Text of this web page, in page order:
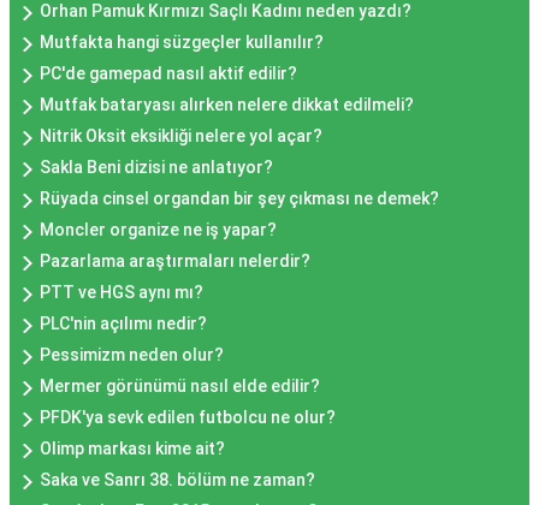
Orhan Pamuk Kırmızı Saçlı Kadını neden yazdı?
Mutfakta hangi süzgeçler kullanılır?
PC'de gamepad nasıl aktif edilir?
Mutfak bataryası alırken nelere dikkat edilmeli?
Nitrik Oksit eksikliği nelere yol açar?
Sakla Beni dizisi ne anlatıyor?
Rüyada cinsel organdan bir şey çıkması ne demek?
Moncler organize ne iş yapar?
Pazarlama araştırmaları nelerdir?
PTT ve HGS aynı mı?
PLC'nin açılımı nedir?
Pessimizm neden olur?
Mermer görünümü nasıl elde edilir?
PFDK'ya sevk edilen futbolcu ne olur?
Olimp markası kime ait?
Saka ve Sanrı 38. bölüm ne zaman?